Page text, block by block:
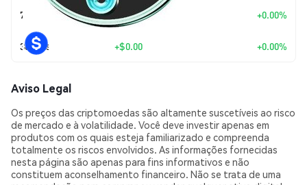
7 Dias + $0.00 +0.00%
30 Dias +$0.00 +0.00%
Aviso Legal
Os preços das criptomoedas são altamente suscetíveis ao risco
de mercado e à volatilidade. Você deve investir apenas em
produtos com os quais esteja familiarizado e compreenda
totalmente os riscos envolvidos. As informações fornecidas
nesta página são apenas para fins informativos e não
constituem aconselhamento financeiro. Não se trata de uma